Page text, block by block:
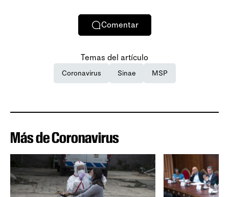
Comentar
Temas del artículo
Coronavirus Sinae MSP
Más de Coronavirus